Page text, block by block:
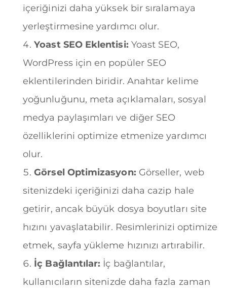
içeriğinizi daha yüksek bir sıralamaya
yerleştirmesine yardımcı olur.
Yoast SEO Eklentisi: Yoast SEO,
WordPress için en popüler SEO
eklentilerinden biridir. Anahtar kelime
yoğunluğunu, meta açıklamaları, sosyal
medya paylaşımları ve diğer SEO
özelliklerini optimize etmenize yardımcı
olur.
Görsel Optimizasyon: Görseller, web
sitenizdeki içeriğinizi daha cazip hale
getirir, ancak büyük dosya boyutları site
hızını yavaşlatabilir. Resimlerinizi optimize
etmek, sayfa yükleme hızınızı artırabilir.
İç Bağlantılar: İç bağlantılar,
kullanıcıların sitenizde daha fazla zaman